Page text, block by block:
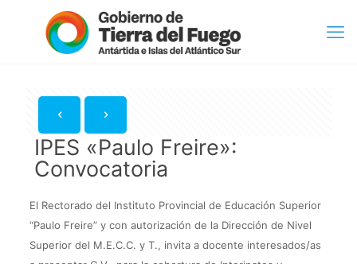
IPES «Paulo Freire»:
Convocatoria
El Rectorado del Instituto Provincial de Educación Superior
“Paulo Freire” y con autorización de la Dirección de Nivel
Superior del M.E.C.C. y T., invita a docente interesados/as